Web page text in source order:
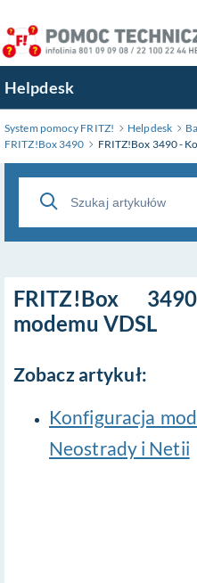
do
treści
Helpdesk
System pomocy FRITZ! Helpdesk
FRITZ!Box 3490
FRITZ!Box 3490 -
FRITZ!Box
modemu VDSL
Zobacz artykuł:
Konfiguracja
Neostrady i Netii